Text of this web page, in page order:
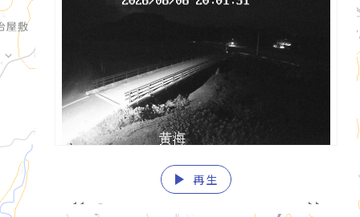
play_arrow 再生
fast_rewind fast_forward